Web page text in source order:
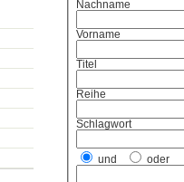
Nachname
Vorname
Titel
Reihe
Schlagwort
und oder